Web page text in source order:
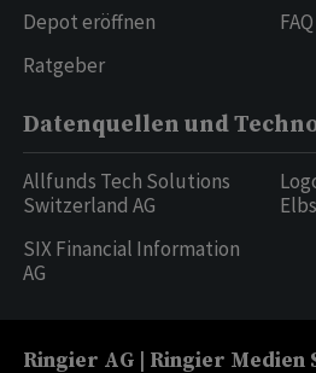
Depot eröffnen
Ratgeber
FAQ
Datenquellen und
Allfunds Tech Solutions
Switzerland AG
SIX Financial Information
AG
Ringier AG | Ringier Medien